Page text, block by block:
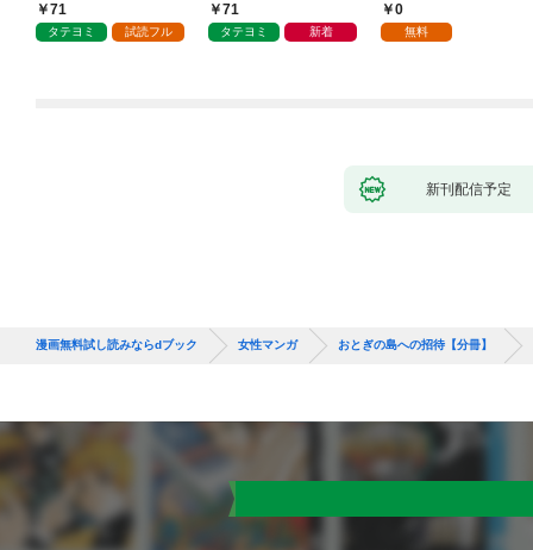
71
タテヨミ 試読フル
がられています
71
タテヨミ 新着
れる 1
0
無料
新刊配信予定
漫画無料試し読みならdブック 女性マンガ おとぎの島への招待【分冊】